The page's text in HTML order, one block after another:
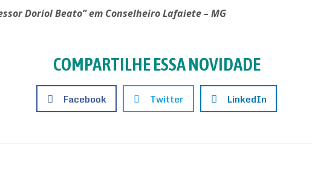
Doriol Beato” em Conselheiro Lafaiete – MG
COMPARTILHE ESSA NOVIDADE
Facebook Twitter LinkedIn